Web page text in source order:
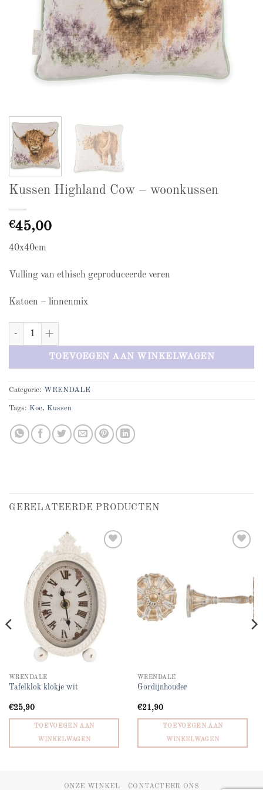
Kussen Highland Cow – woonkussen
€45,00
40x40cm
Vulling van ethisch geproduceerde veren
Katoen – linnenmix
Kussen Highland Cow - woonkussen aantal
TOEVOEGEN AAN WINKELWAGEN
Categorie: WRENDALE
Tags: Koe, Kussen
GERELATEERDE PRODUCTEN
WRENDALE
Tafelklok klokje wit
€25,90
TOEVOEGEN AAN
WINKELWAGEN
WRENDALE
Gordijnhouder
€21,90
TOEVOEGEN AAN
WINKELWAGEN
ONZE WINKEL CONTACTEER ONS